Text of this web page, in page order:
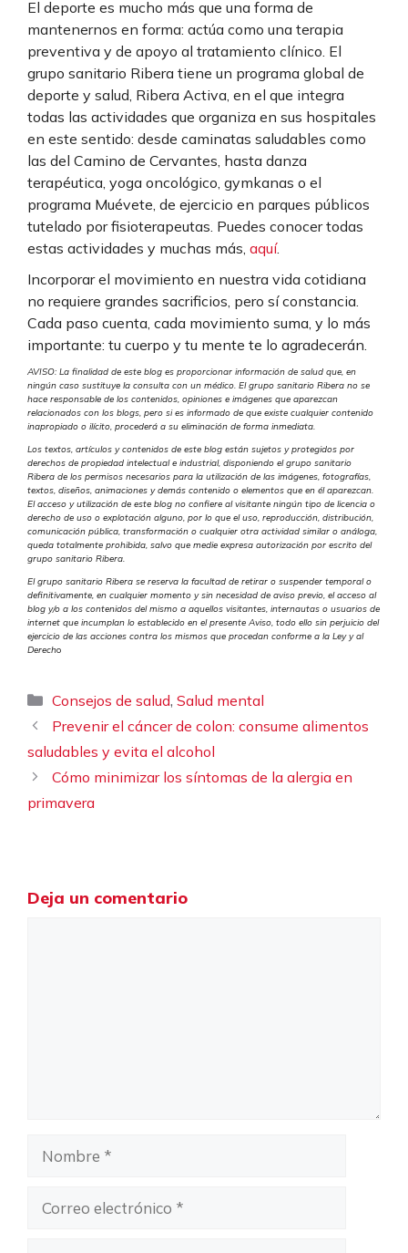
El deporte es mucho más que una forma de
mantenernos en forma: actúa como una terapia
preventiva y de apoyo al tratamiento clínico. El
grupo sanitario Ribera tiene un programa global de
deporte y salud, Ribera Activa, en el que integra
todas las actividades que organiza en sus hospitales
en este sentido: desde caminatas saludables como
las del Camino de Cervantes, hasta danza
terapéutica, yoga oncológico, gymkanas o el
programa Muévete, de ejercicio en parques públicos
tutelado por fisioterapeutas. Puedes conocer todas
estas actividades y muchas más, aquí.
Incorporar el movimiento en nuestra vida cotidiana
no requiere grandes sacrificios, pero sí constancia.
Cada paso cuenta, cada movimiento suma, y lo más
importante: tu cuerpo y tu mente te lo agradecerán.
AVISO: La finalidad de este blog es proporcionar información de salud que, en
ningún caso sustituye la consulta con un médico. El grupo sanitario Ribera no se
hace responsable de los contenidos, opiniones e imágenes que aparezcan
relacionados con los blogs, pero si es informado de que existe cualquier contenido
inapropiado o ilícito, procederá a su eliminación de forma inmediata.
Los textos, artículos y contenidos de este blog están sujetos y protegidos por
derechos de propiedad intelectual e industrial, disponiendo el grupo sanitario
Ribera de los permisos necesarios para la utilización de las imágenes, fotografías,
textos, diseños, animaciones y demás contenido o elementos que en él aparezcan.
El acceso y utilización de este blog no confiere al visitante ningún tipo de licencia o
derecho de uso o explotación alguno, por lo que el uso, reproducción, distribución,
comunicación pública, transformación o cualquier otra actividad similar o análoga,
queda totalmente prohibida, salvo que medie expresa autorización por escrito del
grupo sanitario Ribera.
El grupo sanitario Ribera se reserva la facultad de retirar o suspender temporal o
definitivamente, en cualquier momento y sin necesidad de aviso previo, el acceso al
blog y/o a los contenidos del mismo a aquellos visitantes, internautas o usuarios de
internet que incumplan lo establecido en el presente Aviso, todo ello sin perjuicio del
ejercicio de las acciones contra los mismos que procedan conforme a la Ley y al
Derecho
Categorías
Consejos de salud,Salud mental
Prevenir el cáncer de colon: consume alimentos
saludables y evita el alcohol
Cómo minimizar los síntomas de la alergia en
primavera
Deja un comentario
electrónico